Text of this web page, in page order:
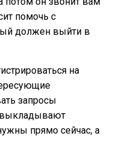
помочь с
должен выйти в
на
запросы
выкладывают
прямо сейчас, а